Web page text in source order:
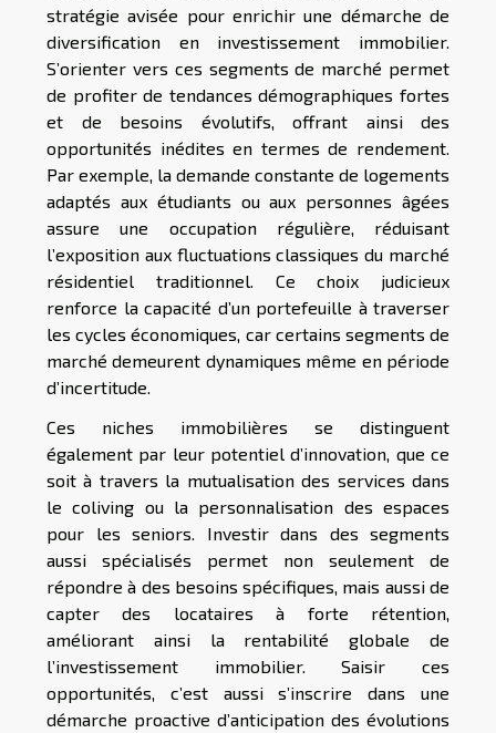
stratégie avisée pour enrichir une démarche de
diversification en investissement immobilier.
S’orienter vers ces segments de marché permet
de profiter de tendances démographiques fortes
et de besoins évolutifs, offrant ainsi des
opportunités inédites en termes de rendement.
Par exemple, la demande constante de logements
adaptés aux étudiants ou aux personnes âgées
assure une occupation régulière, réduisant
l’exposition aux fluctuations classiques du marché
résidentiel traditionnel. Ce choix judicieux
renforce la capacité d’un portefeuille à traverser
les cycles économiques, car certains segments de
marché demeurent dynamiques même en période
d’incertitude.
Ces niches immobilières se distinguent
également par leur potentiel d’innovation, que ce
soit à travers la mutualisation des services dans
le coliving ou la personnalisation des espaces
pour les seniors. Investir dans des segments
aussi spécialisés permet non seulement de
répondre à des besoins spécifiques, mais aussi de
capter des locataires à forte rétention,
améliorant ainsi la rentabilité globale de
l’investissement immobilier. Saisir ces
opportunités, c’est aussi s’inscrire dans une
démarche proactive d’anticipation des évolutions